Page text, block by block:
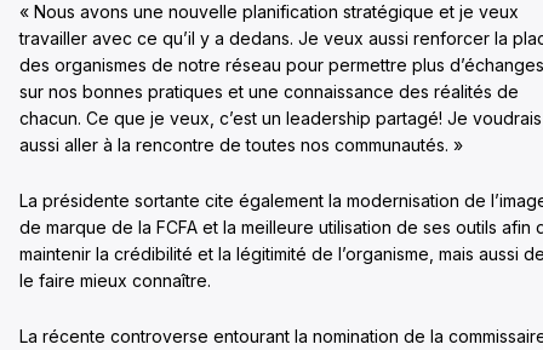
« Nous avons une nouvelle planification stratégique et je veux
travailler avec ce qu’il y a dedans. Je veux aussi renforcer la
des organismes de notre réseau pour permettre plus d’échanges
sur nos bonnes pratiques et une connaissance des réalités de
chacun. Ce que je veux, c’est un leadership partagé! Je voudrais
aussi aller à la rencontre de toutes nos communautés. »
La présidente sortante cite également la modernisation de
de marque de la FCFA et la meilleure utilisation de ses outils afin
maintenir la crédibilité et la légitimité de l’organisme, mais aussi
le faire mieux connaître.
La récente controverse entourant la nomination de la